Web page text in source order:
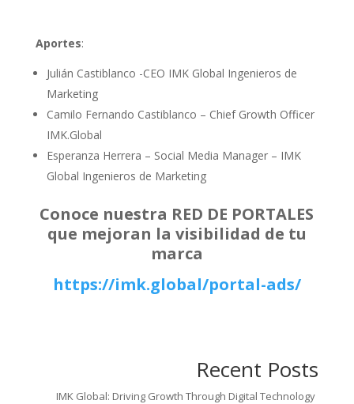
Aportes:
Julián Castiblanco -CEO IMK Global Ingenieros de
Marketing
Camilo Fernando Castiblanco – Chief Growth Officer
IMK.Global
Esperanza Herrera – Social Media Manager – IMK
Global Ingenieros de Marketing
Conoce nuestra RED DE PORTALES
que mejoran la visibilidad de tu
marca
https://imk.global/portal-ads/
Recent Posts
IMK Global: Driving Growth Through Digital Technology